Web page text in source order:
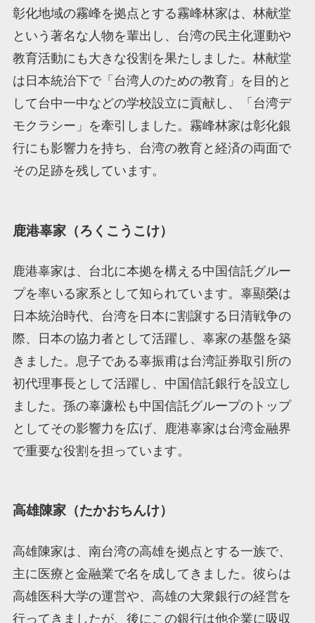
彰化地域の霧峰を拠点とする霧峰林家は、林献堂
という著名な人物を輩出し、台湾の民主化運動や
教育活動にも大きな役割を果たしました。林献堂
は日本統治下で「台湾人のための教育」を目的と
して台中一中などの学校設立に貢献し、「台湾デ
モクラシー」を牽引しました。霧峰林家は彰化銀
行にも影響力を持ち、台湾の教育と経済の両面で
その足跡を残しています。
鹿港辜家（ろくこうこけ）
鹿港辜家は、台北に本拠を構える中国信託グルー
プを率いる家系として知られています。辜顯榮は
日本統治時代、台湾を日本に割譲する日清戦争の
際、日本の協力者として活躍し、辜家の基盤を築
きました。息子である辜振甫は台湾証券取引所の
初代理事長として活躍し、中国信託銀行を設立し
ました。孫の辜濂松も中国信託グループのトップ
としてその影響力を広げ、鹿港辜家は台湾金融界
で重要な役割を担っています。
高雄陳家（たかおちんけ）
高雄陳家は、南台湾の高雄を拠点とする一族で、
主に医療と金融業で名を成してきました。彼らは
高雄医科大学の運営や、高雄の大衆銀行の経営を
行ってきましたが、後にこの銀行は他企業に吸収